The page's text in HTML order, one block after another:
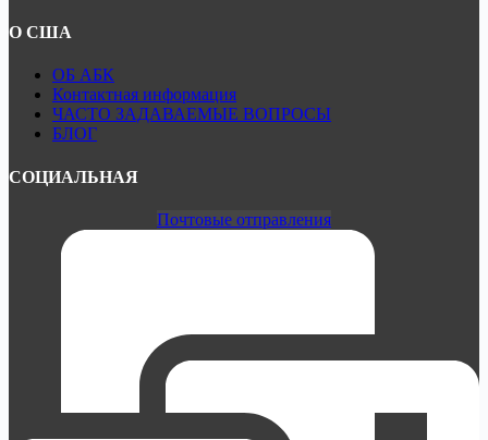
О США
ОБ АБК
Контактная информация
ЧАСТО ЗАДАВАЕМЫЕ ВОПРОСЫ
БЛОГ
СОЦИАЛЬНАЯ
Почтовые отправления